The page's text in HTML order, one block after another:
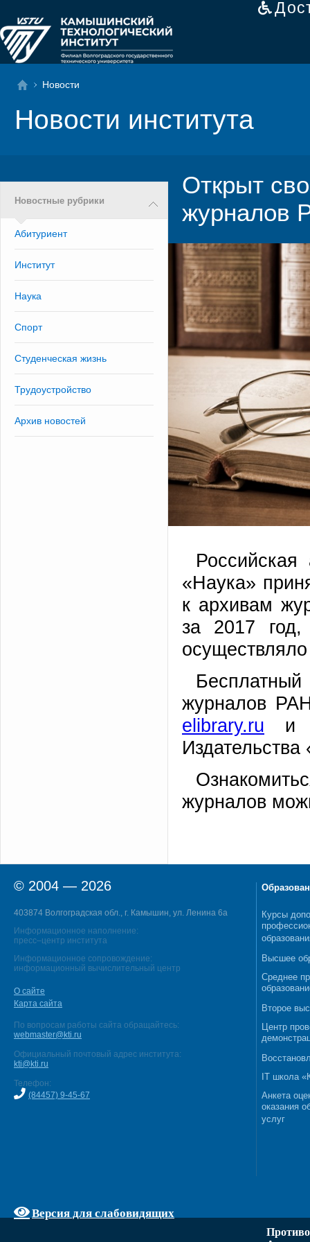
Новости
Новости института
Новостные рубрики
Абитуриент
Институт
Наука
Спорт
Студенческая жизнь
Трудоустройство
Архив новостей
Открыт
журналов
«Наука»
к архивам
за 2017
журналов
elibrary.ru
журналов
© 2004 — 2026
403874 Волгоградская обл., г. Камышин, ул. Ленина 6а
Информационное наполнение:
пресс–центр института
Информационное сопровождение:
информационный вычислительный центр
О сайте
Карта сайта
По вопросам работы сайта обращайтесь:
webmaster@kti.ru
Официальный почтовый адрес института:
kti@kti.ru
Телефон:
(84457) 9-45-67
Версия для слабовидящих
Курсы
Высшее
Среднее
Второе
Центр
IT школа
Анкета
оказания
услуг